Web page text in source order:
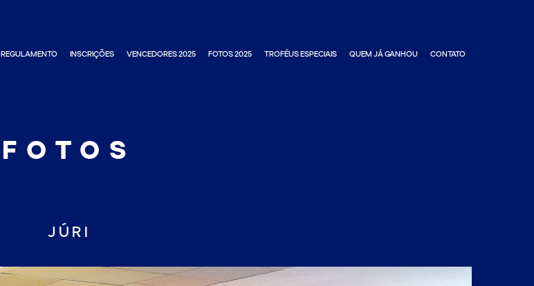
REGULAMENTO INSCRIÇÕES VENCEDORES 2025 FOTOS 2025 TROFÉUS ESPECIAIS QUEM JÁ GANHOU CONTATO
FOTOS
JÚRI